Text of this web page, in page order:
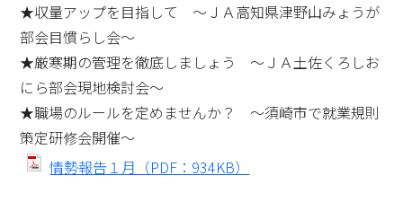
★収量アップを目指して ～ＪＡ高知県津野山みょうが
部会目慣らし会～
★厳寒期の管理を徹底しましょう ～ＪＡ土佐くろしお
にら部会現地検討会～
★職場のルールを定めませんか？ ～須崎市で就業規則
策定研修会開催～
情勢報告１月（PDF：934KB）